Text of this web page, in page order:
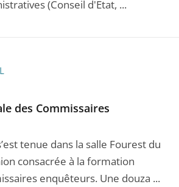
(Conseil d'Etat, ...
des Commissaires
tenue dans la salle Fourest du
consacrée à la formation
enquêteurs. Une douza ...